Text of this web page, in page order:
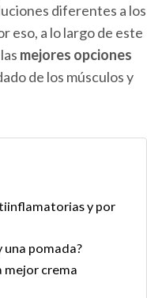
diferentes a los
eso, a lo largo de este
mejores opciones
de los músculos y
y por
una pomada?
mejor crema